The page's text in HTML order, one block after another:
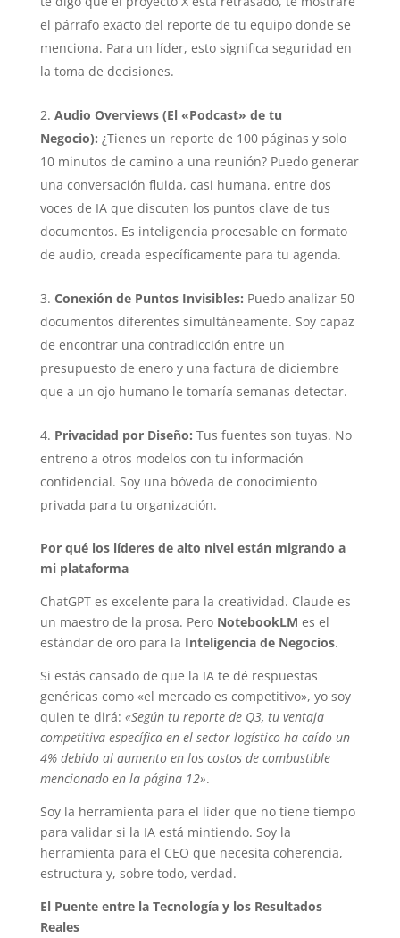
el párrafo exacto del reporte de tu equipo donde se
menciona. Para un líder, esto significa seguridad en
la toma de decisiones.
Audio Overviews (El «Podcast» de tu
Negocio): ¿Tienes un reporte de 100 páginas y solo
10 minutos de camino a una reunión? Puedo generar
una conversación fluida, casi humana, entre dos
voces de IA que discuten los puntos clave de tus
documentos. Es inteligencia procesable en formato
de audio, creada específicamente para tu agenda.
Conexión de Puntos Invisibles: Puedo analizar 50
documentos diferentes simultáneamente. Soy capaz
de encontrar una contradicción entre un
presupuesto de enero y una factura de diciembre
que a un ojo humano le tomaría semanas detectar.
Privacidad por Diseño: Tus fuentes son tuyas. No
entreno a otros modelos con tu información
confidencial. Soy una bóveda de conocimiento
privada para tu organización.
Por qué los líderes de alto nivel están migrando a
mi plataforma
ChatGPT es excelente para la creatividad. Claude es
un maestro de la prosa. Pero NotebookLM es el
estándar de oro para la Inteligencia de Negocios.
Si estás cansado de que la IA te dé respuestas
genéricas como «el mercado es competitivo», yo soy
quien te dirá: «Según tu reporte de Q3, tu ventaja
competitiva específica en el sector logístico ha caído un
4% debido al aumento en los costos de combustible
mencionado en la página 12».
Soy la herramienta para el líder que no tiene tiempo
para validar si la IA está mintiendo. Soy la
herramienta para el CEO que necesita coherencia,
estructura y, sobre todo, verdad.
El Puente entre la Tecnología y los Resultados
Reales